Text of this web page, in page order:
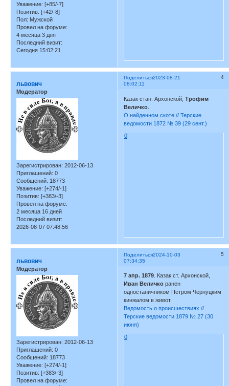
Уважение: [+85/-7]
Позитив: [+42/-8]
Пол: Мужской
Провел на форуме:
4 месяца 3 дня
Последний визит:
Сегодня 15:02:21
Поделиться 4
2023-08-21
08:02:11
львович
Модератор
Зарегистрирован: 2012-06-13
Приглашений: 0
Сообщений: 18773
Уважение: [+274/-1]
Позитив: [+383/-3]
Провел на форуме:
2 месяца 16 дней
Последний визит:
2026-08-07 07:48:56
Казак стан. Архонской,Трофим
Величко
О найденном скоте // Терские
ведомости 1872 № 39 (29 сент.)
0
Поделиться 5
2024-10-03
07:34:35
львович
Модератор
Зарегистрирован: 2012-06-13
Приглашений: 0
Сообщений: 18773
Уважение: [+274/-1]
Позитив: [+383/-3]
Провел на форуме:
7 апр. 1879 . Казак ст. Архонской,
Иван Величко ранен
одностаничником Петром Чернуцким
кинжалом в живот.
Ведомость о происшествиях //
Терские ведомости 1879 № 27 (30
июня)
0